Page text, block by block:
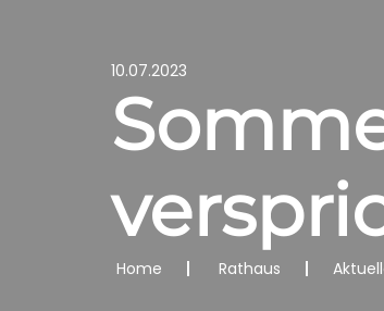
10.07.2023
Home Rathaus